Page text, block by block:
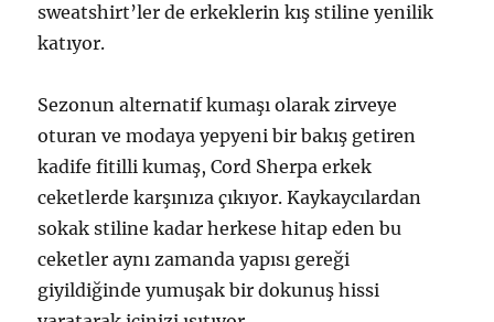
sweatshirt’ler de erkeklerin kış stiline yenilik
katıyor.
Sezonun alternatif kumaşı olarak zirveye
oturan ve modaya yepyeni bir bakış getiren
kadife fitilli kumaş, Cord Sherpa erkek
ceketlerde karşınıza çıkıyor. Kaykaycılardan
sokak stiline kadar herkese hitap eden bu
ceketler aynı zamanda yapısı gereği
giyildiğinde yumuşak bir dokunuş hissi